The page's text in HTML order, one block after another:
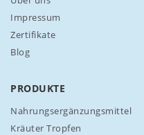
r
e
e
w
s
Impressum
Zertifikate
Blog
PRODUKTE
Nahrungsergänzungsmittel
Kräuter Tropfen